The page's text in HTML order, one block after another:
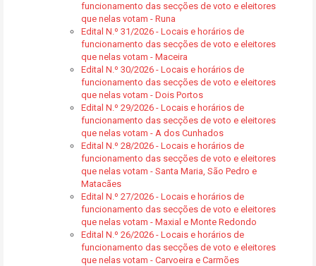
funcionamento das secções de voto e eleitores
que nelas votam - Runa
Edital N.º 31/2026 - Locais e horários de
funcionamento das secções de voto e eleitores
que nelas votam - Maceira
Edital N.º 30/2026 - Locais e horários de
funcionamento das secções de voto e eleitores
que nelas votam - Dois Portos
Edital N.º 29/2026 - Locais e horários de
funcionamento das secções de voto e eleitores
que nelas votam - A dos Cunhados
Edital N.º 28/2026 - Locais e horários de
funcionamento das secções de voto e eleitores
que nelas votam - Santa Maria, São Pedro e
Matacães
Edital N.º 27/2026 - Locais e horários de
funcionamento das secções de voto e eleitores
que nelas votam - Maxial e Monte Redondo
Edital N.º 26/2026 - Locais e horários de
funcionamento das secções de voto e eleitores
que nelas votam - Carvoeira e Carmões